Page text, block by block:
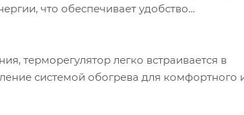
что обеспечивает удобство
терморегулятор легко встраивается в
системой обогрева для комфортного